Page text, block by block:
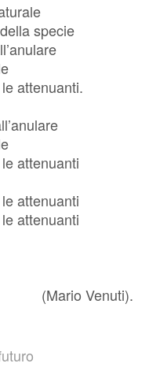
specie
attenuanti.
attenuanti
attenuanti
attenuanti
(Mario Venuti).